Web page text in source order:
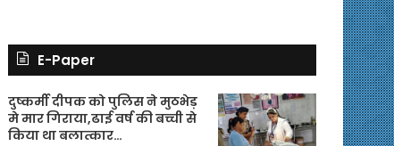
E-Paper
दुष्कर्मी दीपक को पुलिस ने मुठभेड़
मे मार गिराया,ढाई वर्ष की बच्ची से
किया था बलात्कार…